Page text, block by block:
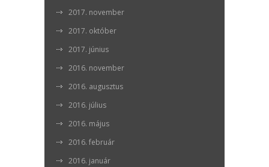
2017. november
2017. október
2017. június
2016. november
2016. augusztus
2016. július
2016. május
2016. február
2016. január